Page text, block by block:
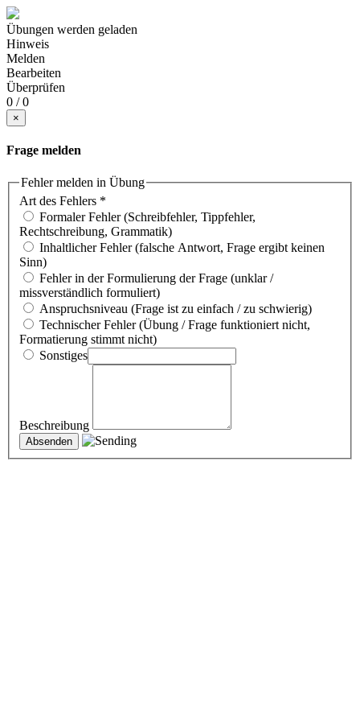
Übungen werden geladen
Hinweis
Melden
Bearbeiten
Überprüfen
0 / 0
×
Frage melden
Fehler melden in Übung
Art des Fehlers *
Formaler Fehler (Schreibfehler, Tippfehler,
Rechtschreibung, Grammatik)
Inhaltlicher Fehler (falsche Antwort, Frage ergibt keinen
Sinn)
Fehler in der Formulierung der Frage (unklar /
missverständlich formuliert)
Anspruchsniveau (Frage ist zu einfach / zu schwierig)
Technischer Fehler (Übung / Frage funktioniert nicht,
Formatierung stimmt nicht)
Sonstiges
Beschreibung